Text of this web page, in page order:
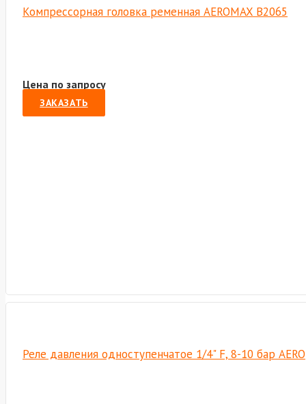
Компрессорная головка ременная AEROMAX B2065
Цена по запросу
ЗАКАЗАТЬ
Реле давления одноступенчатое 1/4" F, 8-10 бар AERO